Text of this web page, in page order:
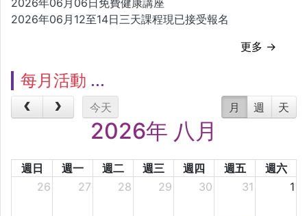
2026年06月12至14日三天課程現已接受報名
更多 →
每月活動
今天 月 週 天
2026年 八月
週日 週一 週二 週三 週四 週五
週六
26
27 28 29 30 31 1